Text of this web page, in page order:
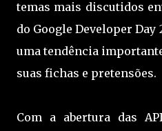
temas mais discutidos
do Google Developer Day
uma tendência
suas fichas e pretensões.
Com a abertura das